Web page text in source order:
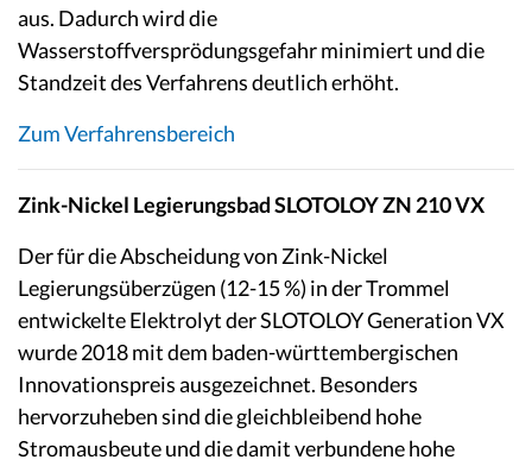
aus. Dadurch wird die
Wasserstoffversprödungsgefahr minimiert und die
Standzeit des Verfahrens deutlich erhöht.
Zum Verfahrensbereich
Zink-Nickel Legierungsbad SLOTOLOY ZN 210 VX
Der für die Abscheidung von Zink-Nickel
Legierungsüberzügen (12-15 %) in der Trommel
entwickelte Elektrolyt der SLOTOLOY Generation VX
wurde 2018 mit dem baden-württembergischen
Innovationspreis ausgezeichnet. Besonders
hervorzuheben sind die gleichbleibend hohe
Stromausbeute und die damit verbundene hohe